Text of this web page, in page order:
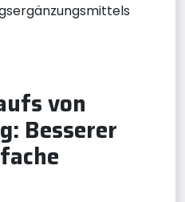
von
Besserer